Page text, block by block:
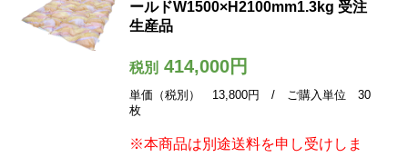
ールドW1500×H2100mm1.3kg 受注
生産品
税別414,000円
単価（税別） 13,800円 / ご購入単位 30
枚
※本商品は別途送料を申し受けしま